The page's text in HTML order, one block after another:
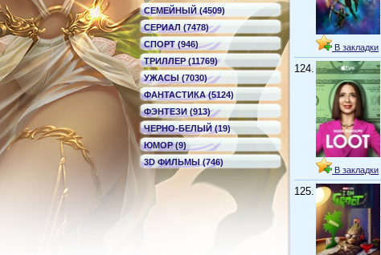
СЕМЕЙНЫЙ (4509)
СЕРИАЛ (7478)
СПОРТ (946)
ТРИЛЛЕР (11769)
УЖАСЫ (7030)
ФАНТАСТИКА (5124)
ФЭНТЕЗИ (913)
ЧЕРНО-БЕЛЫЙ (19)
ЮМОР (9)
3D ФИЛЬМЫ (746)
В закладки
124.
В закладки
125.